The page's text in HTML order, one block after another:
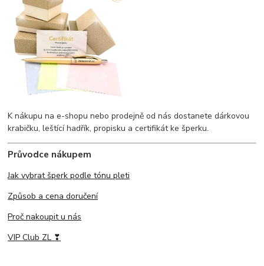
K nákupu na e-shopu nebo prodejně od nás dostanete dárkovou
krabičku, leštící hadřík, propisku a certifikát ke šperku.
Průvodce nákupem
Jak vybrat šperk podle tónu pleti
Způsob a cena doručení
Proč nakoupit u nás
VIP Club ZL ❣